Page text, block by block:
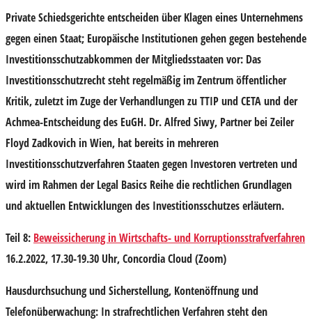
Private Schiedsgerichte entscheiden über Klagen eines Unternehmens
gegen einen Staat; Europäische Institutionen gehen gegen bestehende
Investitionsschutzabkommen der Mitgliedsstaaten vor: Das
Investitionsschutzrecht steht regelmäßig im Zentrum öffentlicher
Kritik, zuletzt im Zuge der Verhandlungen zu TTIP und CETA und der
Achmea-Entscheidung des EuGH. Dr. Alfred Siwy, Partner bei Zeiler
Floyd Zadkovich in Wien, hat bereits in mehreren
Investitionsschutzverfahren Staaten gegen Investoren vertreten und
wird im Rahmen der Legal Basics Reihe die rechtlichen Grundlagen
und aktuellen Entwicklungen des Investitionsschutzes erläutern.
Teil 8: Beweissicherung in Wirtschafts- und Korruptionsstrafverfahren
16.2.2022, 17.30-19.30 Uhr, Concordia Cloud (Zoom)
Hausdurchsuchung und Sicherstellung, Kontenöffnung und
Telefonüberwachung: In strafrechtlichen Verfahren steht den